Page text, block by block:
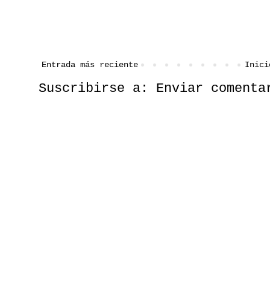
Entrada más reciente
Suscribirse a: Enviar